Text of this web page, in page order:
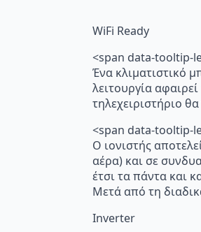
WiFi Ready
<span data-tooltip-
Ένα κλιματιστικό
λειτουργία
τηλεχειριστήριο
<span data-tooltip-
Ο ιονιστής
αέρα) και σε
έτσι τα πάντα και
Μετά από τη
Inverter